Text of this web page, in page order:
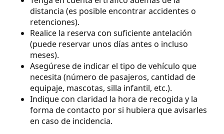
distancia (es posible encontrar accidentes o
retenciones).
Realice la reserva con suficiente antelación
(puede reservar unos días antes o incluso
meses).
Asegúrese de indicar el tipo de vehículo que
necesita (número de pasajeros, cantidad de
equipaje, mascotas, silla infantil, etc.).
Indique con claridad la hora de recogida y la
forma de contacto por si hubiera que avisarles
en caso de incidencia.